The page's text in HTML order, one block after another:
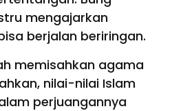
mengajarkan
berjalan beriringan.
memisahkan agama
nilai-nilai Islam
perjuangannya